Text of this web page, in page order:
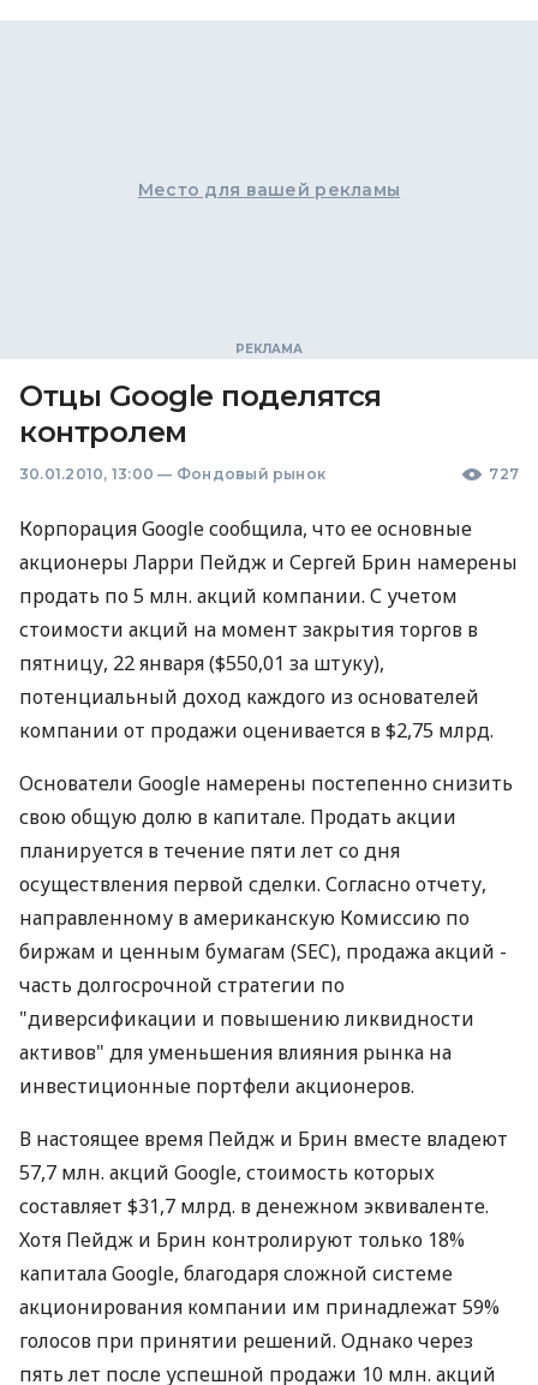
Место для вашей рекламы
Отцы Google поделятся
контролем
30.01.2010, 13:00 — Фондовый рынок 727
Корпорация Google сообщила, что ее основные
акционеры Ларри Пейдж и Сергей Брин намерены
продать по 5 млн. акций компании. С учетом
стоимости акций на момент закрытия торгов в
пятницу, 22 января ($550,01 за штуку),
потенциальный доход каждого из основателей
компании от продажи оценивается в $2,75 млрд.
Основатели Google намерены постепенно снизить
свою общую долю в капитале. Продать акции
планируется в течение пяти лет со дня
осуществления первой сделки. Согласно отчету,
направленному в американскую Комиссию по
биржам и ценным бумагам (SEC), продажа акций -
часть долгосрочной стратегии по
"диверсификации и повышению ликвидности
активов" для уменьшения влияния рынка на
инвестиционные портфели акционеров.
В настоящее время Пейдж и Брин вместе владеют
57,7 млн. акций Google, стоимость которых
составляет $31,7 млрд. в денежном эквиваленте.
Хотя Пейдж и Брин контролируют только 18%
капитала Google, благодаря сложной системе
акционирования компании им принадлежат 59%
голосов при принятии решений. Однако через
пять лет после успешной продажи 10 млн. акций